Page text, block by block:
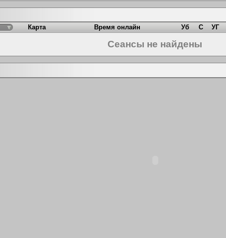
Карта Время онлайн Уб С УГ
Сеансы не найдены